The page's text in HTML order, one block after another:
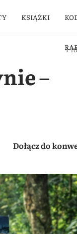
KSIĄŻKI
1
–
Dołącz do